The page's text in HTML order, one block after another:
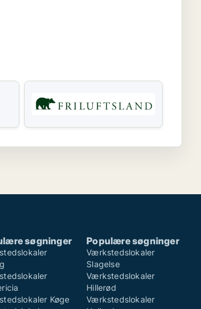
søgninger
Køge
Populære søgninger
Værkstedslokaler
Slagelse
Værkstedslokaler
Hillerød
Værkstedslokaler